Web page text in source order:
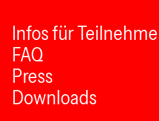
Infos für
FAQ
Press
Downloads